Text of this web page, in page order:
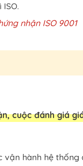
nhận ISO 9001
cuộc đánh giá
hành hệ thống